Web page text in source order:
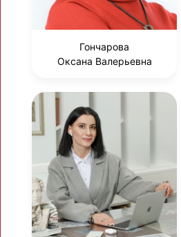
Гончарова
Оксана Валерьевна